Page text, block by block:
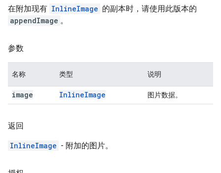
在附加现有 InlineImage 的副本时，请使用此版本的
appendImage 。
参数
名称 类型 说明
image InlineImage 图片数据。
返回
InlineImage - 附加的图片。